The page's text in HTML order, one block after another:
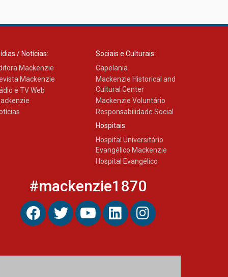
educação superior
/ Notícias:
Mackenzie
Mackenzie
e TV Web
Sociais e Culturais:
Capelania
Mackenzie Historical and
Cultural Center
Mackenzie Voluntário
Responsabilidade Social
Hospitais:
Hospital Universitário
Evangélico Mackenzie
Hospital Evangélico
#mackenzie1870